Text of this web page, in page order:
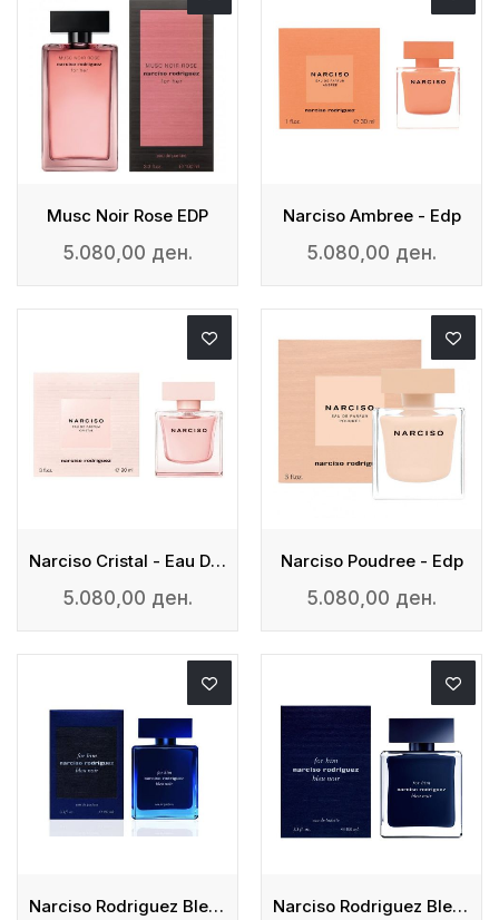
Musc Noir Rose EDP
5.080,00 ден.
Narciso Ambree - Edp
5.080,00 ден.
Narciso Cristal - Eau De Parfum
5.080,00 ден.
Narciso Poudree - Edp
5.080,00 ден.
Narciso Rodriguez Bleu Noir For Him - Edp Narciso Rodriguez Bleu Noir For Him - Edt